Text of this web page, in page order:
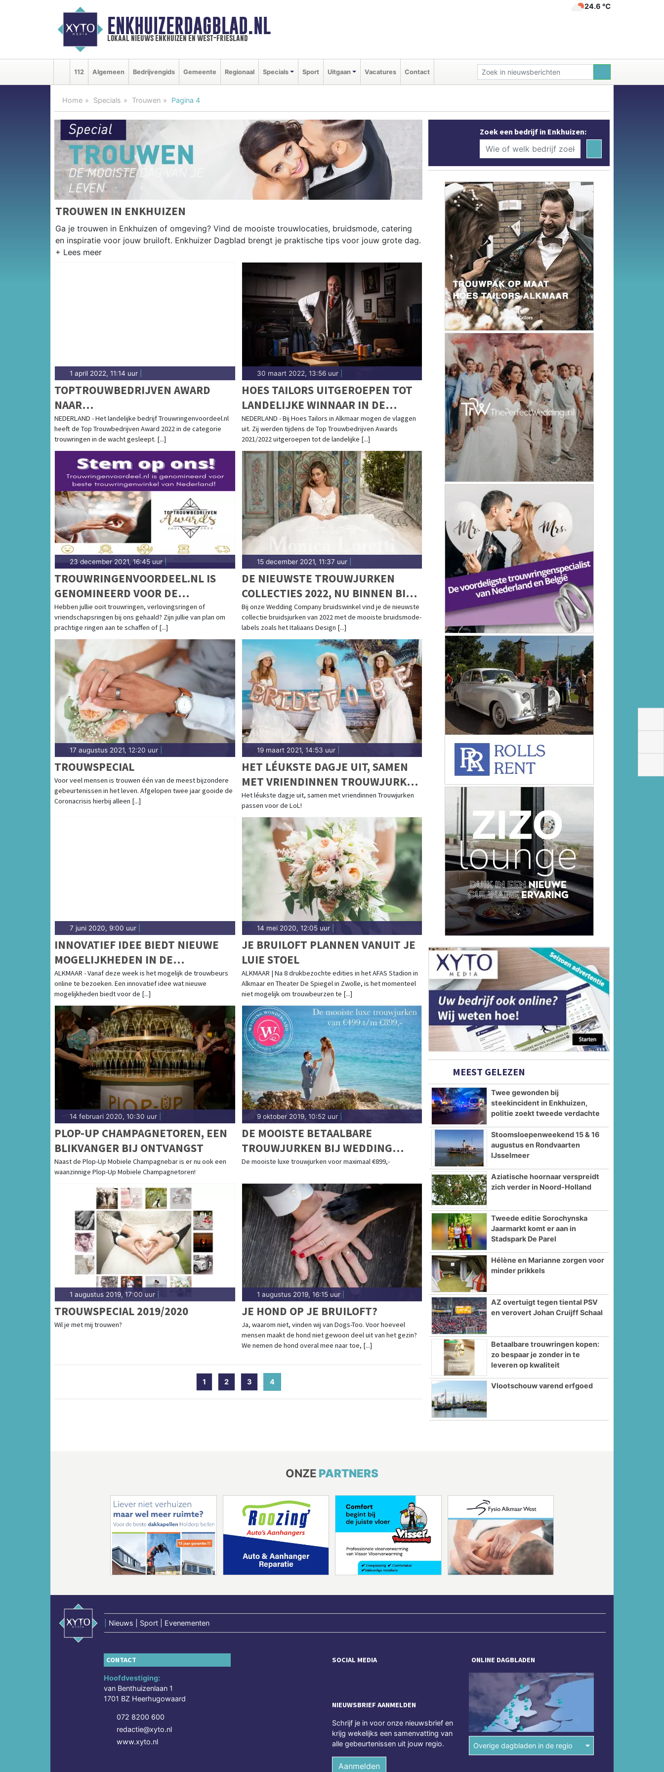
ENKHUIZERDAGBLAD.NL
lokaal nieuws enkhuizen en west-friesland
24.6 ℃
112 Algemeen Bedrijvengids Gemeente Regionaal Specials Sport Uitgaan Vacatures Contact
Home Specials Trouwen Pagina 4
TROUWEN IN ENKHUIZEN
Ga je trouwen in Enkhuizen of omgeving? Vind de mooiste trouwlocaties, bruidsmode, catering
en inspiratie voor jouw bruiloft. Enkhuizer Dagblad brengt je praktische tips voor jouw grote dag.
1 april 2022, 11:14 uur
TOPTROUWBEDRIJVEN AWARD
NAAR
TROUWRINGENVOORDEEL.NL: 'WE
ZIJN SUPERTROTS'
NEDERLAND - Het landelijke bedrijf Trouwringenvoordeel.nl
heeft de Top Trouwbedrijven Award 2022 in de categorie
trouwringen in de wacht gesleept. [...]
30 maart 2022, 13:56 uur|
HOES TAILORS UITGEROEPEN TOT
LANDELIJKE WINNAAR IN DE
CATEGORIE TROUWPAKKEN!
NEDERLAND - Bij Hoes Tailors in Alkmaar mogen de vlaggen
uit. Zij werden tijdens de Top Trouwbedrijven Awards
2021/2022 uitgeroepen tot de landelijke [...]
23 december 2021, 16:45 uur
TROUWRINGENVOORDEEL.NL IS
GENOMINEERD VOOR DE
TOPTROUWBEDRIJVEN AWARDS
2021/2022 IN DE CATEGORIE
TROUWRINGEN!
Hebben jullie ooit trouwringen, verlovingsringen of
vriendschapsringen bij ons gehaald? Zijn jullie van plan om
prachtige ringen aan te schaffen of [...]
15 december 2021, 11:37 uur|
DE NIEUWSTE TROUWJURKEN
COLLECTIES 2022, NU BINNEN BIJ
DE WEDDING COMPANY!
Bij onze Wedding Company bruidswinkel vind je de nieuwste
collectie bruidsjurken van 2022 met de mooiste bruidsmode-
labels zoals het Italiaans Design [...]
17 augustus 2021, 12:20 uur
TROUWSPECIAL
Voor veel mensen is trouwen één van de meest bijzondere
gebeurtenissen in het leven. Afgelopen twee jaar gooide de
Coronacrisis hierbij alleen [...]
19 maart 2021, 14:53 uur|
HET LÉUKSTE DAGJE UIT, SAMEN
MET VRIENDINNEN TROUWJURKEN
PASSEN VOOR DE LOL!
Het léukste dagje uit, samen met vriendinnen Trouwjurken
passen voor de LoL!
7 juni 2020, 9:00 uur
INNOVATIEF IDEE BIEDT NIEUWE
MOGELIJKHEDEN IN DE
TROUWBRANCHE
ALKMAAR - Vanaf deze week is het mogelijk de trouwbeurs
online te bezoeken. Een innovatief idee wat nieuwe
mogelijkheden biedt voor de [...]
14 mei 2020, 12:05 uur|
JE BRUILOFT PLANNEN VANUIT JE
LUIE STOEL
ALKMAAR | Na 8 drukbezochte edities in het AFAS Stadion in
Alkmaar en Theater De Spiegel in Zwolle, is het momenteel
niet mogelijk om trouwbeurzen te [...]
14 februari 2020, 10:30 uur
PLOP-UP CHAMPAGNETOREN, EEN
BLIKVANGER BIJ ONTVANGST
Naast de Plop-Up Mobiele Champagnebar is er nu ook een
waanzinnige Plop-Up Mobiele Champagnetoren!
9 oktober 2019, 10:52 uur|
DE MOOISTE BETAALBARE
TROUWJURKEN BIJ WEDDING
COMPANY BRUIDSWINKELS
De mooiste luxe trouwjurken voor maximaal €899,-
1 augustus 2019, 17:00 uur
TROUWSPECIAL 2019/2020
Wil je met mij trouwen?
1 augustus 2019, 16:15 uur|
JE HOND OP JE BRUILOFT?
Ja, waarom niet, vinden wij van Dogs-Too. Voor hoeveel
mensen maakt de hond niet gewoon deel uit van het gezin?
We nemen de hond overal mee naar toe, [...]
1 2 3 4
Zoek een bedrijf in Enkhuizen:
MEEST GELEZEN
Twee gewonden bij
steekincident in Enkhuizen,
politie zoekt tweede verdachte
Stoomsloepenweekend 15 & 16
augustus en Rondvaarten
IJsselmeer
Aziatische hoornaar verspreidt
zich verder in Noord-Holland
Tweede editie Sorochynska
Jaarmarkt komt er aan in
Stadspark De Parel
Hélène en Marianne zorgen voor
minder prikkels
AZ overtuigt tegen tiental PSV
en verovert Johan Cruijff Schaal
Betaalbare trouwringen kopen:
zo bespaar je zonder in te
leveren op kwaliteit
Vlootschouw varend erfgoed
ONZE PARTNERS
Nieuws | Sport | Evenementen
CONTACT
Hoofdvestiging:
van Benthuizenlaan 1
1701 BZ Heerhugowaard
072 8200 600
redactie@xyto.nl
www.xyto.nl
SOCIAL MEDIA
NIEUWSBRIEF AANMELDEN
Schrijf je in voor onze nieuwsbrief en
krijg wekelijks een samenvatting van
alle gebeurtenissen uit jouw regio.
Aanmelden
ONLINE DAGBLADEN
Overige dagbladen in de regio